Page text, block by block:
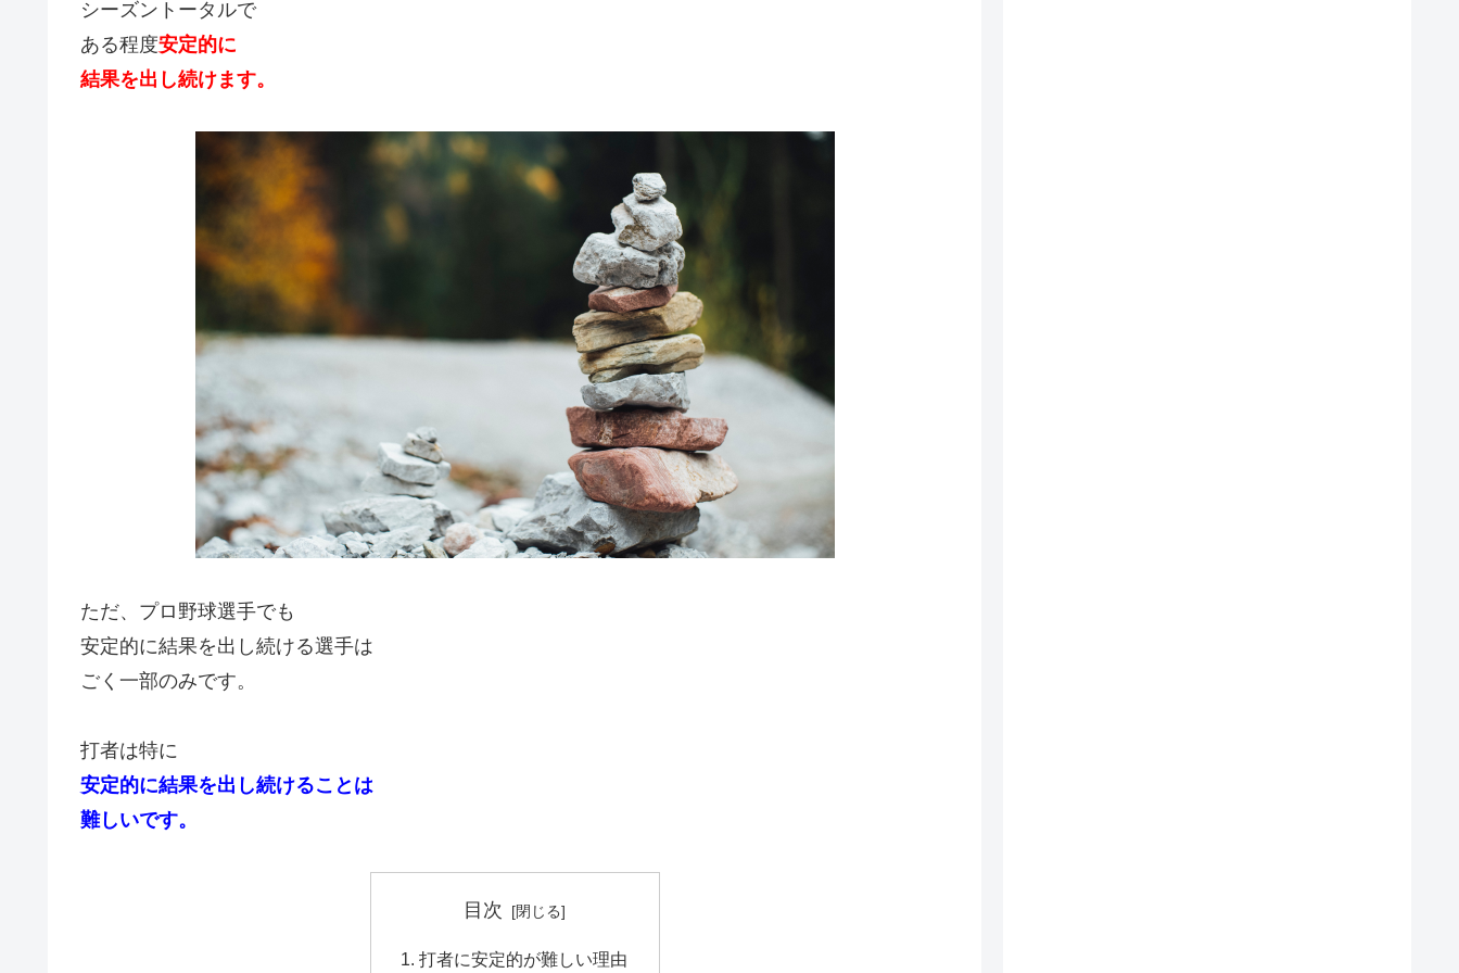
シーズントータルで
ある程度安定的に
結果を出し続けます。
ただ、プロ野球選手でも
安定的に結果を出し続ける選手は
ごく一部のみです。
打者は特に
安定的に結果を出し続けることは
難しいです。
目次
打者に安定的が難しい理由